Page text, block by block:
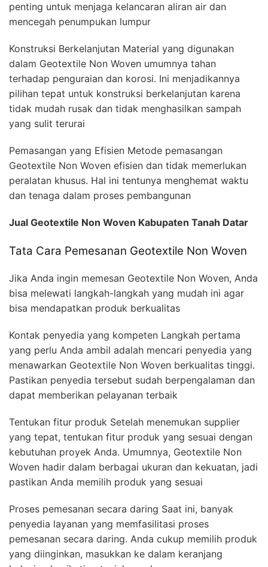
penting untuk menjaga kelancaran aliran air dan
mencegah penumpukan lumpur
Konstruksi Berkelanjutan Material yang digunakan
dalam Geotextile Non Woven umumnya tahan
terhadap penguraian dan korosi. Ini menjadikannya
pilihan tepat untuk konstruksi berkelanjutan karena
tidak mudah rusak dan tidak menghasilkan sampah
yang sulit terurai
Pemasangan yang Efisien Metode pemasangan
Geotextile Non Woven efisien dan tidak memerlukan
peralatan khusus. Hal ini tentunya menghemat waktu
dan tenaga dalam proses pembangunan
Jual Geotextile Non Woven Kabupaten Tanah Datar
Tata Cara Pemesanan Geotextile Non Woven
Jika Anda ingin memesan Geotextile Non Woven, Anda
bisa melewati langkah-langkah yang mudah ini agar
bisa mendapatkan produk berkualitas
Kontak penyedia yang kompeten Langkah pertama
yang perlu Anda ambil adalah mencari penyedia yang
menawarkan Geotextile Non Woven berkualitas tinggi.
Pastikan penyedia tersebut sudah berpengalaman dan
dapat memberikan pelayanan terbaik
Tentukan fitur produk Setelah menemukan supplier
yang tepat, tentukan fitur produk yang sesuai dengan
kebutuhan proyek Anda. Umumnya, Geotextile Non
Woven hadir dalam berbagai ukuran dan kekuatan, jadi
pastikan Anda memilih produk yang sesuai
Proses pemesanan secara daring Saat ini, banyak
penyedia layanan yang memfasilitasi proses
pemesanan secara daring. Anda cukup memilih produk
yang diinginkan, masukkan ke dalam keranjang